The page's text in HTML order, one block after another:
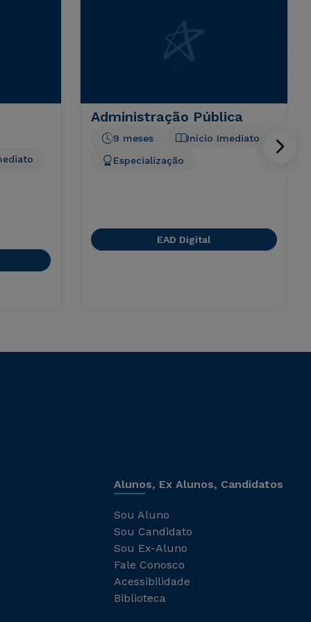
Administração Pública
Início Imediato
9 meses
Especialização
EAD Digital
Alunos, Ex Alunos, Candidatos
Sou Aluno
Sou Candidato
Sou Ex-Aluno
Fale Conosco
Acessibilidade
Biblioteca